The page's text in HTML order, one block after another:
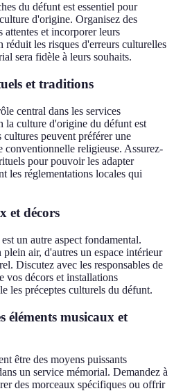
du défunt est essentiel pour
d'origine. Organisez des
attentes et incorporer leurs
réduit les risques d'erreurs culturelles
sera fidèle à leurs souhaits.
et traditions
central dans les services
la culture d'origine du défunt est
peuvent préférer une
conventionnelle religieuse. Assurez-
pour pouvoir les adapter
les réglementations locales qui
et décors
un autre aspect fondamental.
air, d'autres un espace intérieur
Discutez avec les responsables de
vos décors et installations
les préceptes culturels du défunt.
éléments musicaux et
être des moyens puissants
un service mémorial. Demandez à
des morceaux spécifiques ou offrir